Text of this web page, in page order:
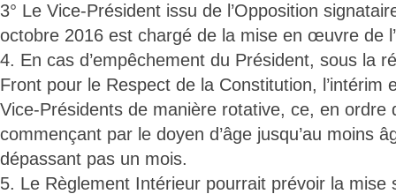
3° Le Vice-Président issu de l’Opposition
octobre 2016 est chargé de la mise en œuvre de
4. En cas d’empêchement du Président, sous la
Front pour le Respect de la Constitution, l’intérim
Vice-Présidents de manière rotative, ce, en ordre
commençant par le doyen d’âge jusqu’au moins
dépassant pas un mois.
5. Le Règlement Intérieur pourrait prévoir la mise